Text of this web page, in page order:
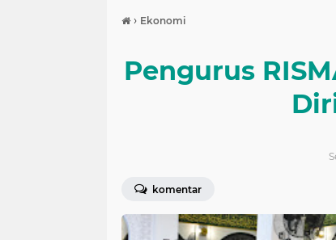
› Ekonomi
Pengurus
komentar